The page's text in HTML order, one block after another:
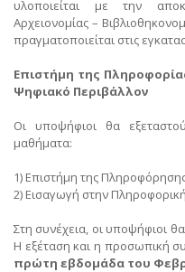
υλοποιείται με την
Αρχειονομίας –
πραγματοποιείται στις
Επιστήμη της
Ψηφιακό Περιβάλλον
Οι υποψήφιοι θα
μαθήματα:
1) Επιστήμη της
2) Εισαγωγή στην Πληροφορική
Στη συνέχεια, οι υποψήφιοι
Η εξέταση και η προσωπική
πρώτη εβδομάδα του